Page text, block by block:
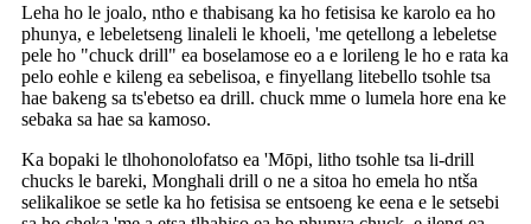
Leha ho le joalo, ntho e thabisang ka ho fetisisa ke karolo ea ho
phunya, e lebeletseng linaleli le khoeli, 'me qetellong a lebeletse
pele ho "chuck drill" ea boselamose eo a e lorileng le ho e rata ka
pelo eohle e kileng ea sebelisoa, e finyellang litebello tsohle tsa
hae bakeng sa ts'ebetso ea drill. chuck mme o lumela hore ena ke
sebaka sa hae sa kamoso.
Ka bopaki le tlhohonolofatso ea 'Mōpi, litho tsohle tsa li-drill
chucks le bareki, Monghali drill o ne a sitoa ho emela ho ntša
selikalikoe se setle ka ho fetisisa se entsoeng ke eena e le setsebi